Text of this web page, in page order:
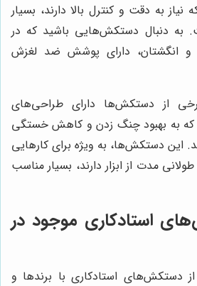
نیاز به دقت و کنترل بالا دارند، بسیار
به دنبال دستکش‌هایی باشید که در
انگشتان، دارای پوشش ضد لغزش
از دستکش‌ها دارای طراحی‌های
که به بهبود چنگ زدن و کاهش خستگی
دستکش‌ها، به ویژه برای کارهایی
طولانی مدت از ابزار دارند، بسیار مناسب
استادکاری موجود در
از دستکش‌های استادکاری با برندها و